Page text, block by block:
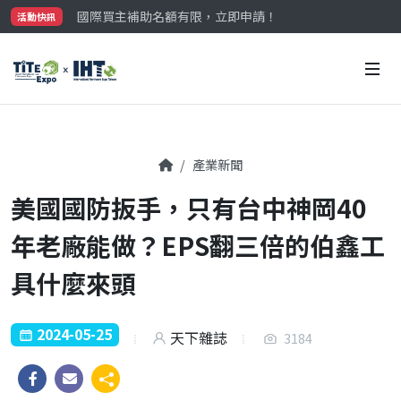
活動快訊
國際買主補助名額有限，立即申請！
參觀門票開放申請中‼️
國際買主補助名額有限，立即申請！
產業新聞
美國國防扳手，只有台中神岡40
年老廠能做？EPS翻三倍的伯鑫工
具什麼來頭
2024-05-25 天下雜誌 3184